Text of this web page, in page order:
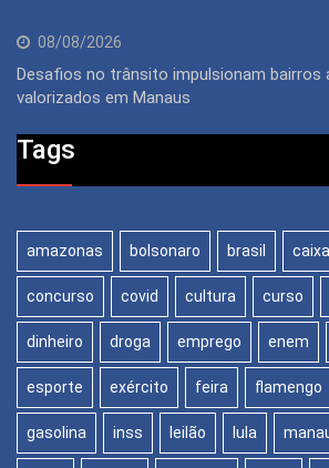
08/08/2026
Desafios no trânsito impulsionam bairros
valorizados em Manaus
Tags
amazonas bolsonaro brasil caixa
concurso covid cultura curso
dinheiro droga emprego enem
esporte exército feira flamengo
gasolina inss leilão lula